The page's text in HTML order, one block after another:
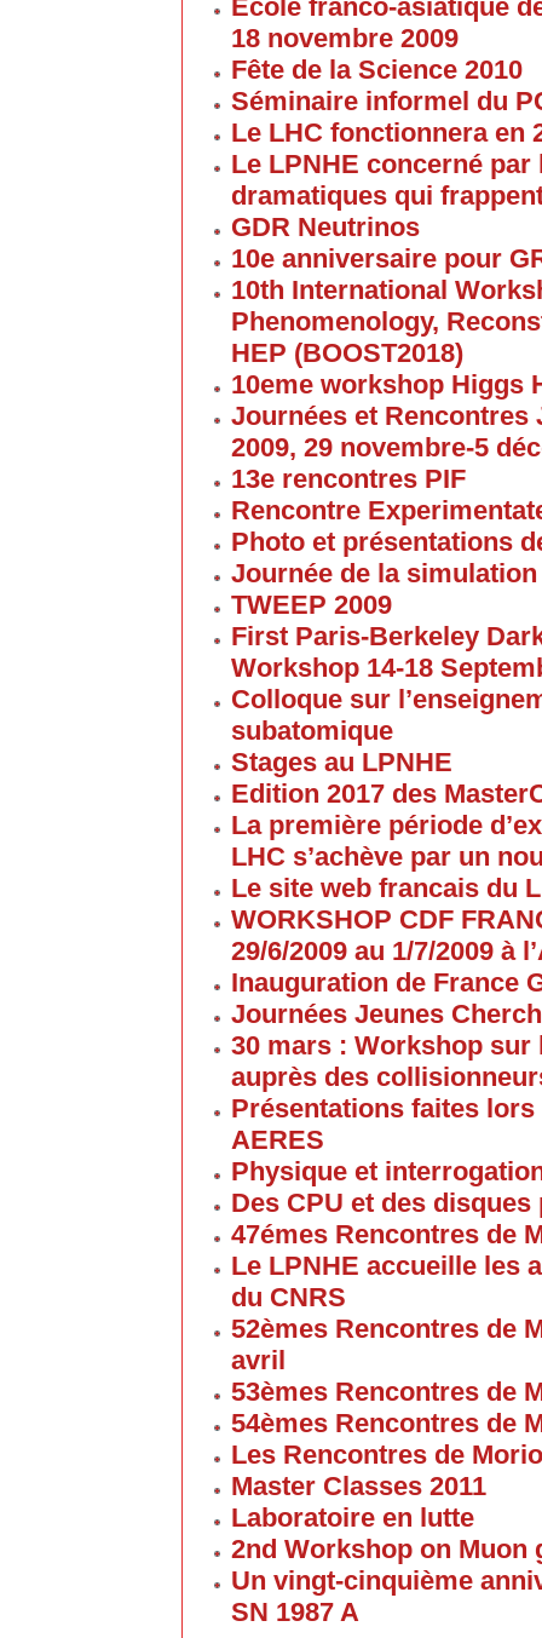
Ecole franco-asiatique
18 novembre 2009
Fête de la Science 2010
Séminaire informel du
Le LHC fonctionnera en
Le LPNHE concerné par
dramatiques qui
GDR Neutrinos
10e anniversaire pour
10th International
Phenomenology,
HEP (BOOST2018)
10eme workshop Higgs
Journées et Rencontres
2009, 29 novembre-5
13e rencontres PIF
Rencontre
Photo et présentations
Journée de la simulation
TWEEP 2009
First Paris-Berkeley
Workshop 14-18
Colloque sur
subatomique
Stages au LPNHE
Edition 2017 des
La première période
LHC s’achève par un
Le site web francais du
WORKSHOP CDF
29/6/2009 au 1/7/2009 à
Inauguration de France
Journées Jeunes
30 mars : Workshop
auprès des
Présentations faites
AERES
Physique et
Des CPU et des
47émes Rencontres de
Le LPNHE accueille les
du CNRS
52èmes Rencontres de
avril
53èmes Rencontres de
54èmes Rencontres de
Les Rencontres de
Master Classes 2011
Laboratoire en lutte
2nd Workshop on Muon
Un vingt-cinquième
SN 1987 A